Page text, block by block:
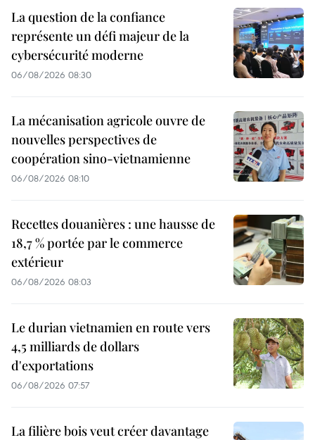
La question de la confiance
représente un défi majeur de la
cybersécurité moderne
06/08/2026 08:30
La mécanisation agricole ouvre de
nouvelles perspectives de
coopération sino-vietnamienne
06/08/2026 08:10
Recettes douanières : une hausse de
18,7 % portée par le commerce
extérieur
06/08/2026 08:03
Le durian vietnamien en route vers
4,5 milliards de dollars
d'exportations
06/08/2026 07:57
La filière bois veut créer davantage